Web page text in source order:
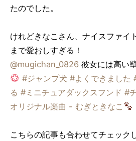
たのでした。
けれどきなこさん、ナイスファイ
まで愛おしすぎる！
@mugichan_0826 彼女には高い
#ジャンプ犬 #よくできました
る #ミニチュアダックスフンド #
オリジナル楽曲 - むぎときなこ
こちらの記事も合わせてチェック